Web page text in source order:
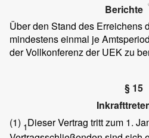
Berichte
Über den Stand des Erreichens
mindestens einmal je
der Vollkonferenz der UEK zu
§ 15
(1) 1Dieser Vertrag tritt zum 1.